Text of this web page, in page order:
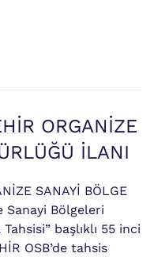
ORGANİZE
İLANI
SANAYİ BÖLGE
Sanayi Bölgeleri
başlıklı 55 inci
OSB’de tahsis